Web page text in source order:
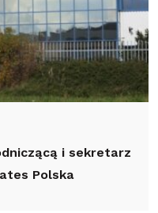
i sekretarz
Polska